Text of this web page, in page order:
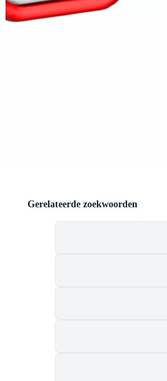
Gerelateerde zoekwoorden